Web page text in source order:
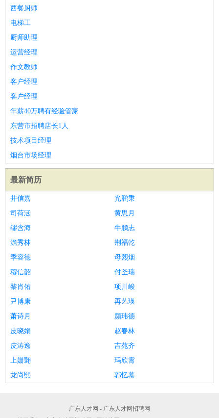
西餐厨师
电梯工
厨师助理
运营经理
作文教师
客户经理
客户经理
年薪40万聘有经验管家
东营市招聘店长1人
技术项目经理
烟台市场经理
最新简历
井信嘉
光鹏秉
司荷涵
黄思月
缪含海
牛鹏志
澹秀林
荆福乾
季容德
母熙烟
穆信韶
付圣瑞
黎肖佑
项川峻
尹博康
再艺瑛
萧诗月
颜玮德
皮晓娟
赵春林
皮涛逸
吉苑齐
上姗翾
玛欣霄
龙尚熙
郭忆慕
广东人才网 - 广东人才网招聘网